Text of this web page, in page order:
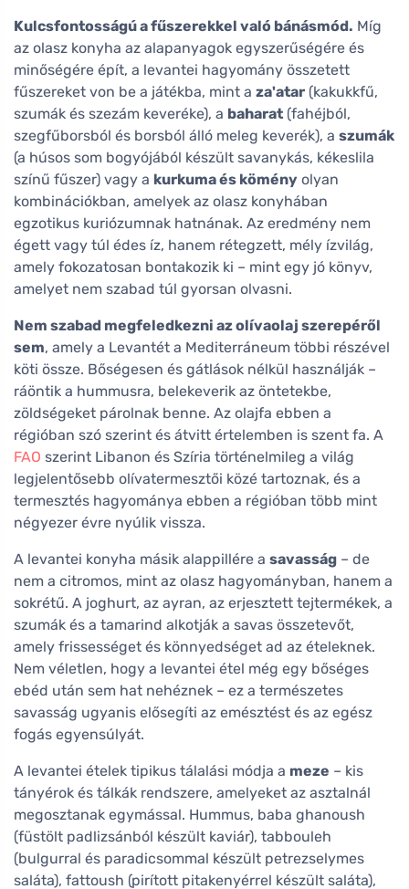
Kulcsfontosságú a fűszerekkel való bánásmód. Míg
az olasz konyha az alapanyagok egyszerűségére és
minőségére épít, a levantei hagyomány összetett
fűszereket von be a játékba, mint a za'atar (kakukkfű,
szumák és szezám keveréke), a baharat (fahéjból,
szegfűborsból és borsból álló meleg keverék), a szumák
(a húsos som bogyójából készült savanykás, kékeslila
színű fűszer) vagy a kurkuma és kömény olyan
kombinációkban, amelyek az olasz konyhában
egzotikus kuriózumnak hatnának. Az eredmény nem
égett vagy túl édes íz, hanem rétegzett, mély ízvilág,
amely fokozatosan bontakozik ki – mint egy jó könyv,
amelyet nem szabad túl gyorsan olvasni.
Nem szabad megfeledkezni az olívaolaj szerepéről
sem, amely a Levantét a Mediterráneum többi részével
köti össze. Bőségesen és gátlások nélkül használják –
ráöntik a hummusra, belekeverik az öntetekbe,
zöldségeket párolnak benne. Az olajfa ebben a
régióban szó szerint és átvitt értelemben is szent fa. A
FAO szerint Libanon és Szíria történelmileg a világ
legjelentősebb olívatermesztői közé tartoznak, és a
termesztés hagyománya ebben a régióban több mint
négyezer évre nyúlik vissza.
A levantei konyha másik alappillére a savasság – de
nem a citromos, mint az olasz hagyományban, hanem a
sokrétű. A joghurt, az ayran, az erjesztett tejtermékek, a
szumák és a tamarind alkotják a savas összetevőt,
amely frissességet és könnyedséget ad az ételeknek.
Nem véletlen, hogy a levantei étel még egy bőséges
ebéd után sem hat nehéznek – ez a természetes
savasság ugyanis elősegíti az emésztést és az egész
fogás egyensúlyát.
A levantei ételek tipikus tálalási módja a meze – kis
tányérok és tálkák rendszere, amelyeket az asztalnál
megosztanak egymással. Hummus, baba ghanoush
(füstölt padlizsánból készült kaviár), tabbouleh
(bulgurral és paradicsommal készült petrezselymes
saláta), fattoush (pirított pitakenyérrel készült saláta),